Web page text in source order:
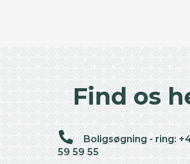
Find os
Boligsøgning - ring:
59 59 55